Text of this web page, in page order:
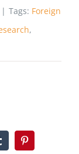
| Tags: Foreign
,
Pinterest